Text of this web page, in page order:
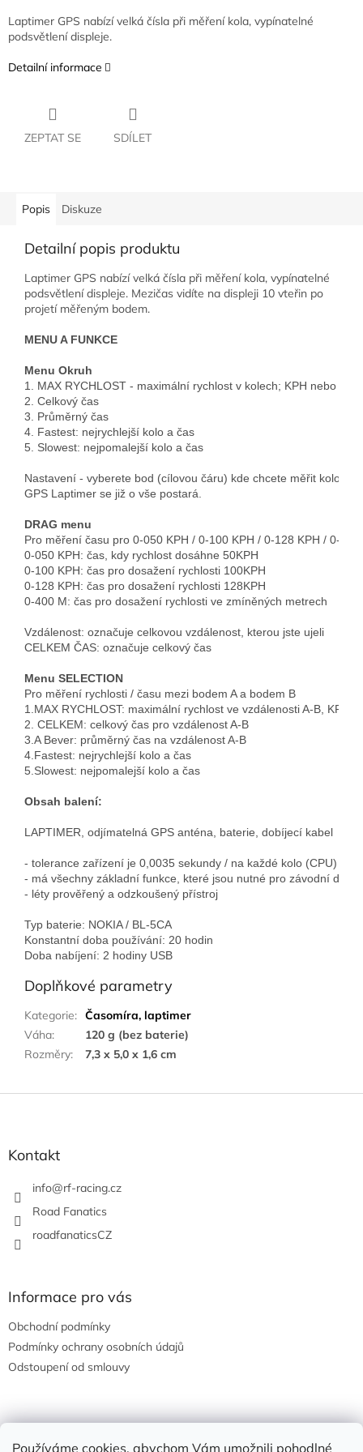
Používáme cookies, abychom Vám umožnili pohodlné
Laptimer GPS nabízí velká čísla při měření kola, vypínatelné
podsvětlení displeje.
Detailní informace
ZEPTAT SE SDÍLET
Popis Diskuze
Detailní popis produktu
Laptimer GPS nabízí velká čísla při měření kola, vypínatelné
podsvětlení displeje. Mezičas vidíte na displeji 10 vteřin po
projetí měřeným bodem.
MENU A FUNKCE
Menu Okruh
1. MAX RYCHLOST - maximální rychlost v kolech; KPH nebo
2. Celkový čas
3. Průměrný čas
4. Fastest: nejrychlejší kolo a čas
5. Slowest: nejpomalejší kolo a čas
Nastavení - vyberete bod (cílovou čáru) kde chcete měřit kolo.
GPS Laptimer se již o vše postará.
DRAG menu
Pro měření času pro 0-050 KPH / 0-100 KPH / 0-128 KPH / 0-400
0-050 KPH: čas, kdy rychlost dosáhne 50KPH
0-100 KPH: čas pro dosažení rychlosti 100KPH
0-128 KPH: čas pro dosažení rychlosti 128KPH
0-400 M: čas pro dosažení rychlosti ve zmíněných metrech
Vzdálenost: označuje celkovou vzdálenost, kterou jste ujeli
CELKEM ČAS: označuje celkový čas
Menu SELECTION
Pro měření rychlosti / času mezi bodem A a bodem B
1.MAX RYCHLOST: maximální rychlost ve vzdálenosti A-B, KPH
2. CELKEM: celkový čas pro vzdálenost A-B
3.A Bever: průměrný čas na vzdálenost A-B
4.Fastest: nejrychlejší kolo a čas
5.Slowest: nejpomalejší kolo a čas
Obsah balení:
LAPTIMER, odjímatelná GPS anténa, baterie, dobíjecí kabel
- tolerance zařízení je 0,0035 sekundy / na každé kolo (CPU)
- má všechny základní funkce, které jsou nutné pro závodní den.
- léty prověřený a odzkoušený přístroj
Typ baterie: NOKIA / BL-5CA
Konstantní doba používání: 20 hodin
Doba nabíjení: 2 hodiny USB
Doplňkové parametry
Kategorie: Časomíra, laptimer
Váha:
120 g (bez baterie)
Rozměry: 7,3 x 5,0 x 1,6 cm
Kontakt
info@rf-racing.cz
Road Fanatics
roadfanaticsCZ
Informace pro vás
Obchodní podmínky
Podmínky ochrany osobních údajů
Odstoupení od smlouvy